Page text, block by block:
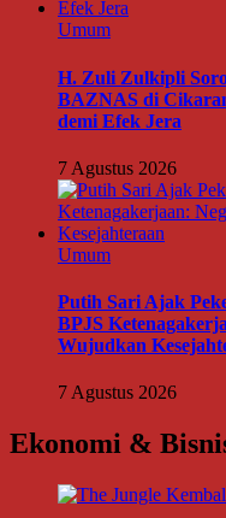
Umum
H. Zuli Zulkipli
BAZNAS di
demi Efek Jera
7 Agustus 2026
Umum
Putih Sari Ajak
BPJS
Wujudkan
7 Agustus 2026
Ekonomi &